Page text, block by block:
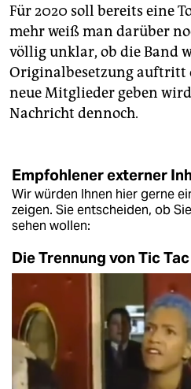
Für 2020 soll bereits eine
mehr weiß man darüber
völlig unklar, ob die Band
Originalbesetzung auftritt
neue Mitglieder geben
Nachricht dennoch.
Empfohlener externer
Wir würden Ihnen hier gerne
zeigen. Sie entscheiden, ob
sehen wollen:
Die Trennung von Tic